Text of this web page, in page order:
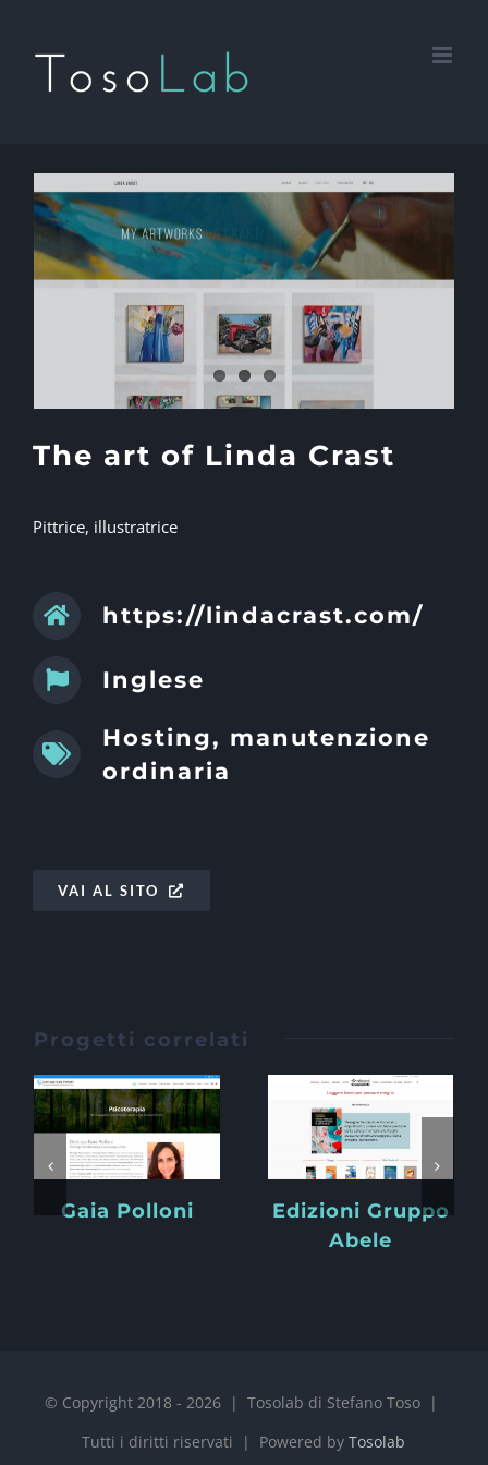
contenuto
The art of Linda Crast
Pittrice, illustratrice
https://lindacrast.com/
Inglese
Hosting, manutenzione
ordinaria
VAI AL SITO
Progetti correlati
Gaia Polloni
Edizioni Gruppo
Abele
© Copyright 2018 -2026 | Tosolab di Stefano Toso |
Tutti i diritti riservati | Powered byTosolab